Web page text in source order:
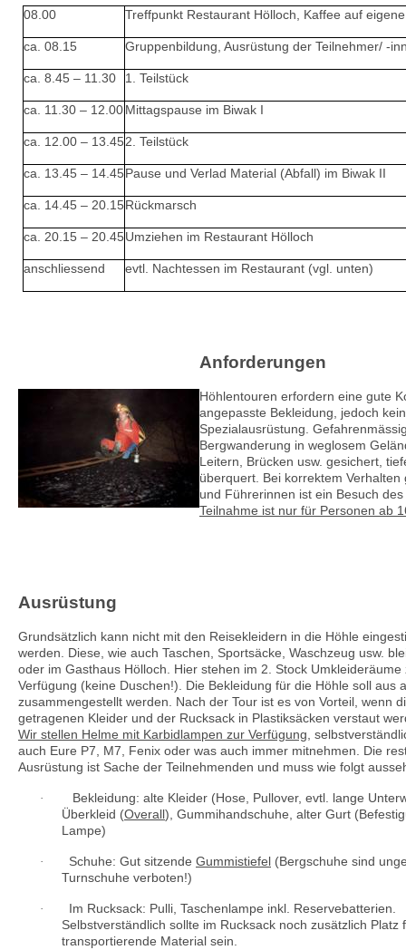
08.00 Treffpunkt Restaurant Hölloch, Kaffee auf
ca. 08.15 Gruppenbildung, Ausrüstung der Teilnehmer/ -
ca. 8.45 – 11.30 1. Teilstück
ca. 11.30 – 12.00 Mittagspause im Biwak I
ca. 12.00 – 13.452. Teilstück
ca. 13.45 – 14.45Pause und Verlad Material (Abfall) im Biwak II
ca. 14.45 – 20.15Rückmarsch
ca. 20.15 – 20.45Umziehen im Restaurant Hölloch
anschliessend evtl. Nachtessen im Restaurant (vgl. unten)
Anforderungen
Höhlentouren erfordern eine gute
angepasste Bekleidung, jedoch
Spezialausrüstung.
Bergwanderung in weglosem
Leitern, Brücken usw. gesichert,
überquert. Bei korrektem
und Führerinnen ist ein Besuch
Teilnahme ist nur für Personen ab
Ausrüstung
Grundsätzlich kann nicht mit den Reisekleidern in die Höhle
werden. Diese, wie auch Taschen, Sportsäcke, Waschzeug usw.
oder im Gasthaus Hölloch. Hier stehen im 2. Stock Umkleideräume
Verfügung (keine Duschen!). Die Bekleidung für die Höhle soll aus
zusammengestellt werden. Nach der Tour ist es von Vorteil, wenn
getragenen Kleider und der Rucksack in Plastiksäcken verstaut
Wir stellen Helme mit Karbidlampen zur Verfügung ,
auch Eure P7, M7, Fenix oder was auch immer mitnehmen. Die
Ausrüstung ist Sache der Teilnehmenden und muss wie folgt
·
Bekleidung: alte Kleider (Hose, Pullover, evtl. lange
Über­kleid (Overall), Gummihandschuhe, alter Gurt
Lampe)
· Schuhe: Gut sitzende Gummistiefel (Bergschuhe sind
Turnschuhe verboten!)
·
Im Rucksack: Pulli, Taschenlampe inkl. Reservebatterien.
Selbstverständlich sollte im Rucksack noch zusätzlich Platz
transportierende Material sein.